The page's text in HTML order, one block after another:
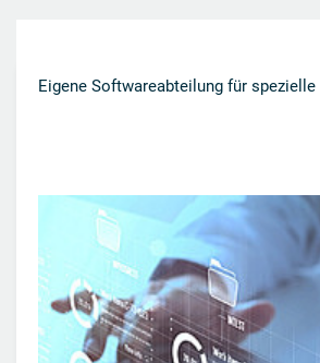
Eigene Softwareabteilung für spezielle